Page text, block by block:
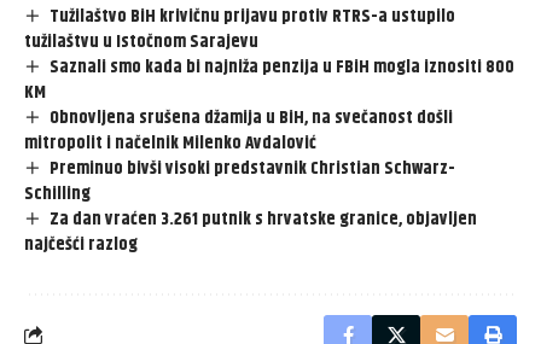
Tužilaštvo BiH krivičnu prijavu protiv RTRS-a ustupilo
tužilaštvu u Istočnom Sarajevu
Saznali smo kada bi najniža penzija u FBiH mogla iznositi 800
KM
Obnovljena srušena džamija u BiH, na svečanost došli
mitropolit i načelnik Milenko Avdalović
Preminuo bivši visoki predstavnik Christian Schwarz-
Schilling
Za dan vraćen 3.261 putnik s hrvatske granice, objavljen
najčešći razlog